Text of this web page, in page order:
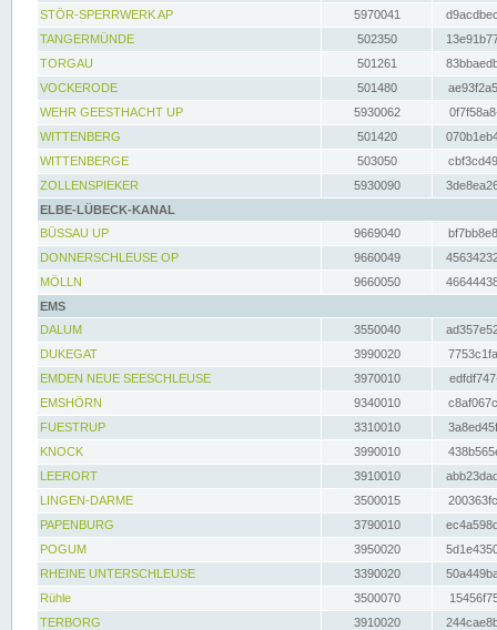
STÖR-SPERRWERK AP 5970041
TANGERMÜNDE
502350
TORGAU
501261
VOCKERODE
501480
WEHR GEESTHACHT UP
5930062
WITTENBERG
501420
WITTENBERGE
503050
ZOLLENSPIEKER
5930090
ELBE-LÜBECK-KANAL
BÜSSAU UP
9669040
DONNERSCHLEUSE OP
9660049
MÖLLN
9660050
EMS
DALUM
3550040
DUKEGAT
3990020
EMDEN NEUE SEESCHLEUSE
3970010
EMSHÖRN
9340010
FUESTRUP
3310010
KNOCK
3990010
LEERORT
3910010
LINGEN-DARME
3500015
PAPENBURG
3790010
POGUM
3950020
RHEINE UNTERSCHLEUSE
3390020
Rühle
3500070
TERBORG
3910020